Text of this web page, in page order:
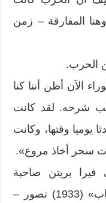
المفارقة – زمن
الحرب.
الآن أظن أننا كنا
شرحه. لقد كانت
يوميا وقتها، وكانت
ذات سحر أخاذ مروع».
فيرا بريتن صاحبة
المذكرات التي تسمى «عهد الشباب» (1933) تصور –